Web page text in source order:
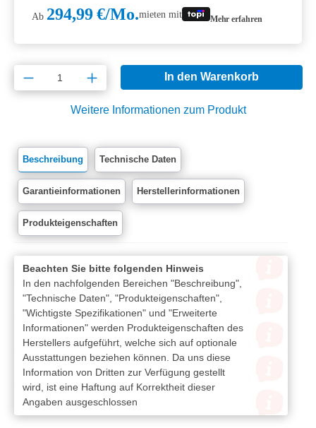
Ab 294,99 €/Mo.mieten mit Mehr erfahren
Produkt Anzahl: Gib den gewünschten
In den Warenkorb
Weitere Informationen zum Produkt
Beschreibung Technische Daten
Garantieinformationen Herstellerinformationen
Produkteigenschaften
Beachten Sie bitte folgenden Hinweis
In den nachfolgenden Bereichen "Beschreibung",
"Technische Daten", "Produkteigenschaften",
"Wichtigste Spezifikationen" und "Erweiterte
Informationen" werden Produkteigenschaften des
Herstellers aufgeführt, welche sich auf optionale
Ausstattungen beziehen können. Da uns diese
Information von Dritten zur Verfügung gestellt
wird, ist eine Haftung auf Korrektheit dieser
Angaben ausgeschlossen